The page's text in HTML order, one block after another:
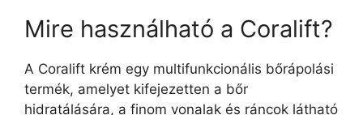
Mire használható a Coralift?
A Coralift krém egy multifunkcionális bőrápolási
termék, amelyet kifejezetten a bőr
hidratálására, a finom vonalak és ráncok látható